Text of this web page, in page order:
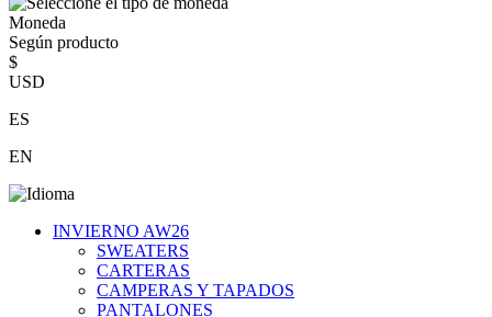
Moneda
Según producto
$
USD
ES
EN
INVIERNO AW26
SWEATERS
CARTERAS
CAMPERAS Y TAPADOS
PANTALONES